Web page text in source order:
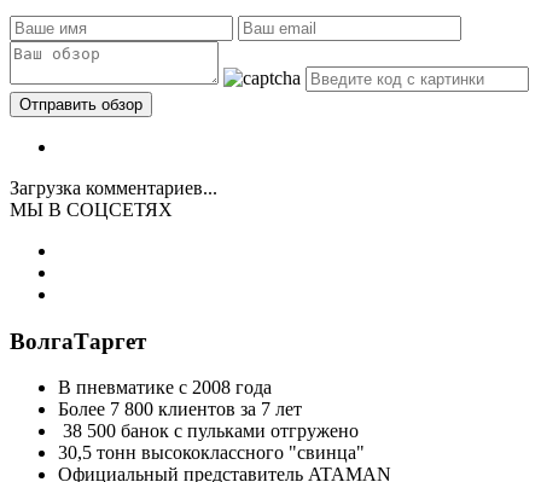
Загрузка комментариев...
МЫ В СОЦСЕТЯХ
ВолгаТаргет
В пневматике с 2008 года
Более 7 800 клиентов за 7 лет
38 500 банок с пульками отгружено
30,5 тонн высококлассного "свинца"
Официальный представитель ATAMAN